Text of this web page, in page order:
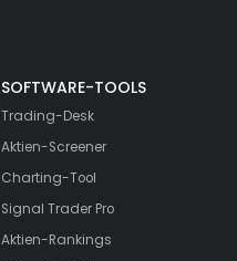
SOFTWARE-TOOLS
Trading-Desk
Aktien-Screener
Charting-Tool
Signal Trader Pro
Aktien-Rankings